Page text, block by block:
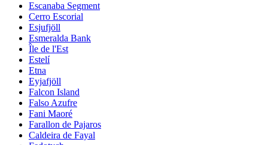
Escanaba Segment
Cerro Escorial
Esjufjöll
Esmeralda Bank
Île de l'Est
Estelí
Etna
Eyjafjöll
Falcon Island
Falso Azufre
Fani Maoré
Farallon de Pajaros
Caldeira de Fayal